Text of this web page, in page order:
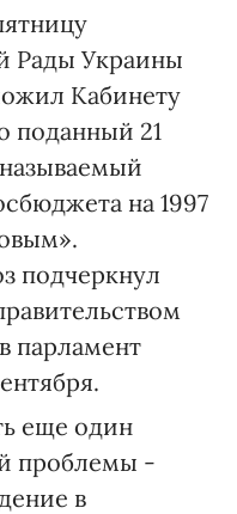
Рады Украины
Кабинету
поданный 21
на 1997
подчеркнул
парламент
еще один
проблемы -
в